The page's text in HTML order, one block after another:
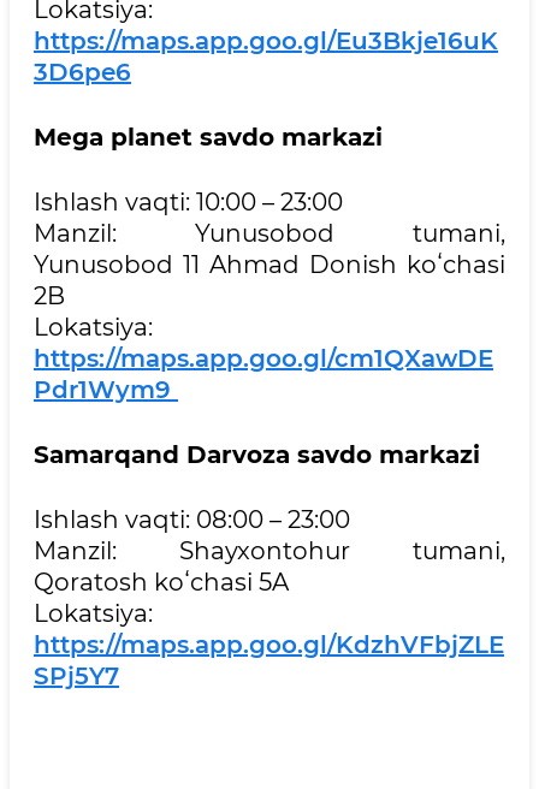
Lokatsiya:
https://maps.app.goo.gl/Eu3Bkje16uK
3D6pe6
Mega planet savdo markazi
Ishlash vaqti: 10:00 – 23:00
Manzil: Yunusobod tumani,
Yunusobod 11 Ahmad Donish koʻchasi
2B
Lokatsiya:
https://maps.app.goo.gl/cm1QXawDE
Pdr1Wym9
Samarqand Darvoza savdo markazi
Ishlash vaqti: 08:00 – 23:00
Manzil: Shayxontohur tumani,
Qoratosh koʻchasi 5A
Lokatsiya:
https://maps.app.goo.gl/KdzhVFbjZLE
SPj5Y7